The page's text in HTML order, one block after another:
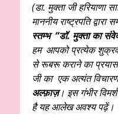
(डा. मुक्ता जी हरियाणा
माननीय राष्ट्रपति
स्तम्भ “डॉ. मुक्ता का
हम आपको प्रत्येक
से रूबरू कराने का
जी का एक अत्यंत
अल्फ़ाज़। इस गंभीर
है यह आलेख अवश्य पढ़ें।